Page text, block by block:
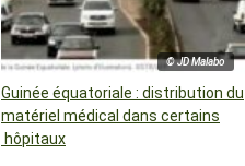
© JD Malabo
Guinée équatoriale : distribution du
matériel médical dans certains
hôpitaux